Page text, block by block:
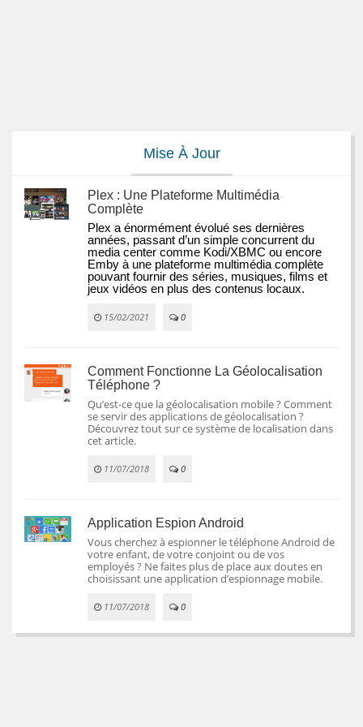
Mise À Jour
Plex : Une Plateforme Multimédia
Complète
Plex a énormément évolué ses dernières
années, passant d’un simple concurrent du
media center comme Kodi/XBMC ou encore
Emby à une plateforme multimédia complète
pouvant fournir des séries, musiques, films et
jeux vidéos en plus des contenus locaux.
15/02/2021 0
Comment Fonctionne La Géolocalisation
Téléphone ?
Qu’est-ce que la géolocalisation mobile ? Comment
se servir des applications de géolocalisation ?
Découvrez tout sur ce système de localisation dans
cet article.
11/07/2018 0
Application Espion Android
Vous cherchez à espionner le téléphone Android de
votre enfant, de votre conjoint ou de vos
employés ? Ne faites plus de place aux doutes en
choisissant une application d’espionnage mobile.
11/07/2018 0